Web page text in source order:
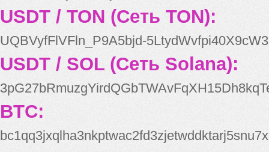
USDT / TON (Сеть TON):
UQBVyfFlVFln_P9A5bjd-
USDT / SOL (Сеть Solana):
BTC:
bc1qq3jxqlha3nkptwac2fd3zjetwddktarj5snu7x